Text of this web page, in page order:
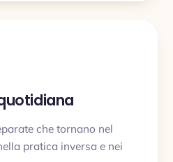
che tornano nel
pratica inversa e nei